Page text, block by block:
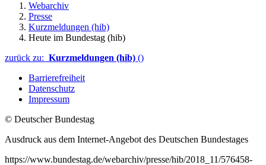
Webarchiv
Presse
Kurzmeldungen (hib)
Heute im Bundestag (hib)
zurück zu: Kurzmeldungen (hib) ()
Barrierefreiheit
Datenschutz
Impressum
© Deutscher Bundestag
Ausdruck aus dem Internet-Angebot des Deutschen Bundestages
https://www.bundestag.de/webarchiv/presse/hib/2018_11/576458-